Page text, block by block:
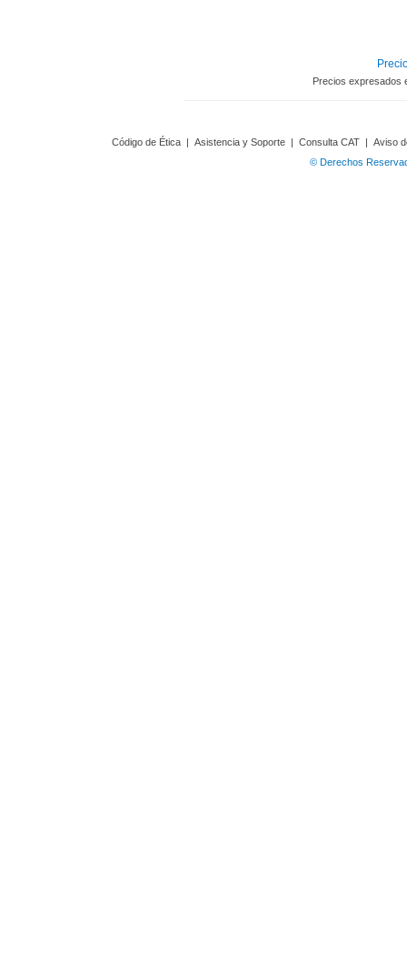
Precios expresados
Código de Ética | Asistencia y Soporte | Consulta CAT | Aviso
© Derechos